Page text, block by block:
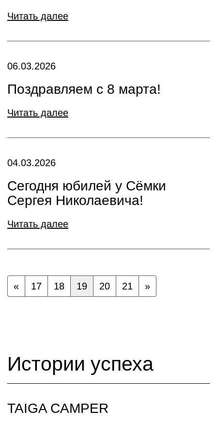
Читать далее
06.03.2026
Поздравляем с 8 марта!
Читать далее
04.03.2026
Сегодня юбилей у Сёмки
Сергея Николаевича!
Читать далее
« 17 18 19 20 21 »
Истории успеха
TAIGA CAMPER